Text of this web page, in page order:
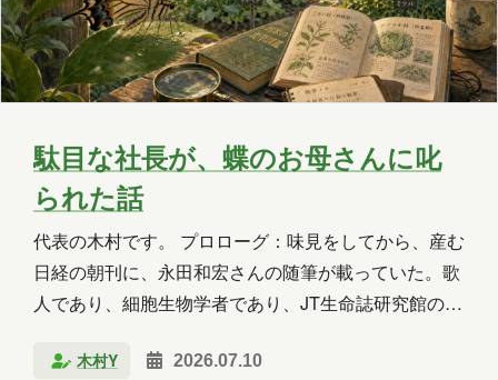
2017年10月
2017年9月
2017年8月
2017年7月
2017年6月
担当
八幡
台丸谷
小山
横山 水野
新宅
PAGEONE
葛西 多田
吉田
木村S
木村せつ
駄目な社長が、蝶のお母さんに叱
られた話
代表の木村です。 プロローグ：味見をしてから、産む
日経の朝刊に、永田和宏さんの随筆が載っていた。歌
人であり、細胞生物学者であり、JT生命誌研究館の館
面白い。 館長室の前に「食草園」という一画があるそ
木村Y 2026.07.10